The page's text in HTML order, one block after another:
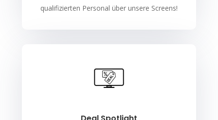
qualifizierten Personal über unsere Screens!